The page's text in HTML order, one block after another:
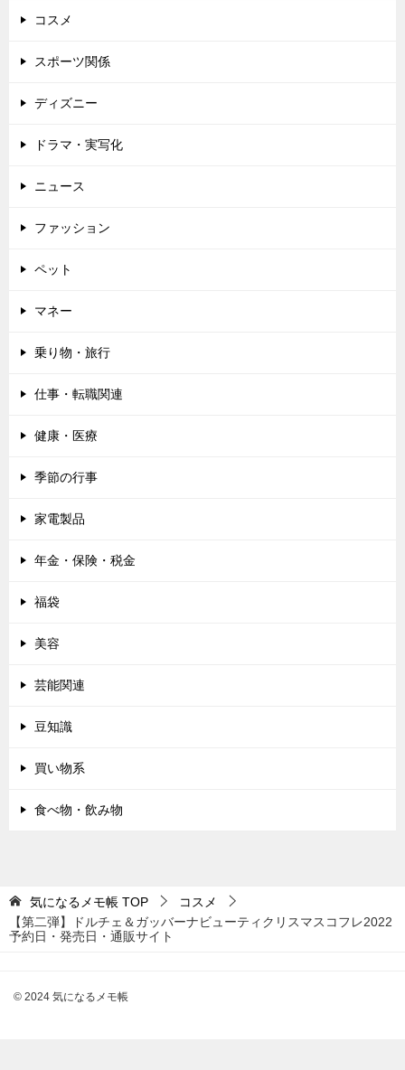
コスメ
スポーツ関係
ディズニー
ドラマ・実写化
ニュース
ファッション
ペット
マネー
乗り物・旅行
仕事・転職関連
健康・医療
季節の行事
家電製品
年金・保険・税金
福袋
美容
芸能関連
豆知識
買い物系
食べ物・飲み物
気になるメモ帳 TOP
コスメ
【第二弾】ドルチェ＆ガッバーナビューティクリスマスコフレ2022
予約日・発売日・通販サイト
© 2024 気になるメモ帳